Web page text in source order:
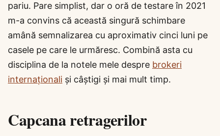
pariu. Pare simplist, dar o oră de testare în 2021
m-a convins că această singură schimbare
amână semnalizarea cu aproximativ cinci luni pe
casele pe care le urmăresc. Combină asta cu
disciplina de la notele mele despre brokeri
internaționali și câștigi și mai mult timp.
Capcana retragerilor